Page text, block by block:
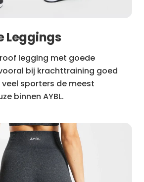
Leggings
legging met goede
bij krachttraining goed
sporters de meest
binnen AYBL.